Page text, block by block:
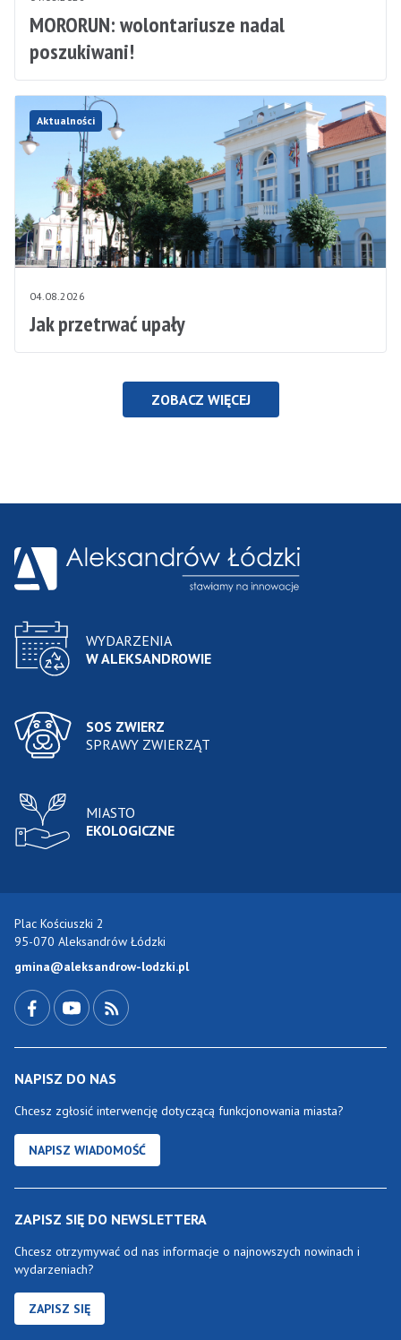
MORORUN: wolontariusze nadal
poszukiwani!
Aktualności
04.08.2026
Jak przetrwać upały
ZOBACZ WIĘCEJ
WYDARZENIA
W ALEKSANDROWIE
SOS ZWIERZ
SPRAWY ZWIERZĄT
MIASTO
EKOLOGICZNE
Plac Kościuszki 2
95-070 Aleksandrów Łódzki
gmina@aleksandrow-lodzki.pl
NAPISZ DO NAS
Chcesz zgłosić interwencję dotyczącą funkcjonowania miasta?
NAPISZ WIADOMOŚĆ
ZAPISZ SIĘ DO NEWSLETTERA
Chcesz otrzymywać od nas informacje o najnowszych nowinach i
wydarzeniach?
ZAPISZ SIĘ